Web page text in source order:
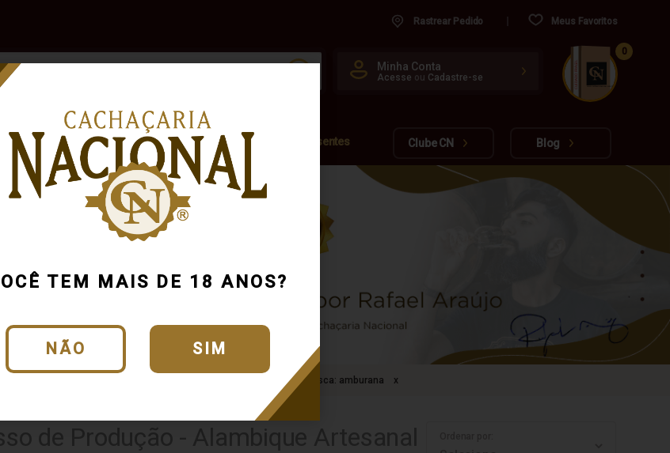
TEM MAIS DE 18 ANOS?
NÃO SIM
Rastrear Pedido Meus Favoritos
Minha Conta
Acesse ou Cadastre-se
www.cachacarianacional.com.br
CUIDADO FRÁGIL
0
Acessórios
Outras
Bebidas
Marcas Presentes Clube CN Blog
Envelhecida Busca: amburana x
de Produção - Alambique Artesanal